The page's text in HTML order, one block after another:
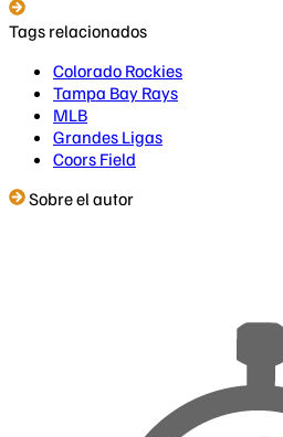
Tags relacionados
Colorado Rockies
Tampa Bay Rays
MLB
Grandes Ligas
Coors Field
Sobre el autor